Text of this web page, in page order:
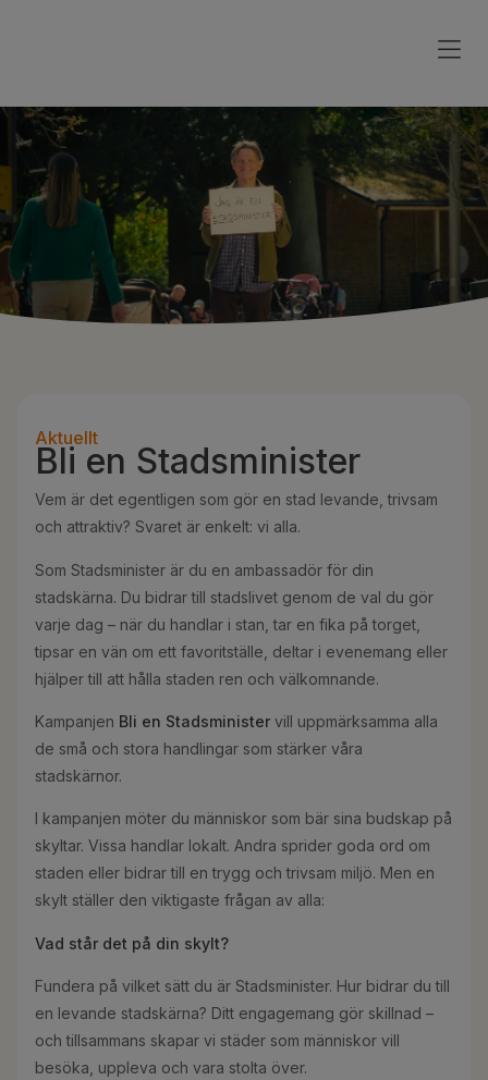
Aktuellt
Bli en Stadsminister
Vem är det egentligen som gör en stad levande, trivsam
och attraktiv? Svaret är enkelt: vi alla.
Som Stadsminister är du en ambassadör för din
stadskärna. Du bidrar till stadslivet genom de val du gör
varje dag – när du handlar i stan, tar en fika på torget,
tipsar en vän om ett favoritställe, deltar i evenemang eller
hjälper till att hålla staden ren och välkomnande.
Kampanjen Bli en Stadsminister vill uppmärksamma alla
de små och stora handlingar som stärker våra
stadskärnor.
I kampanjen möter du människor som bär sina budskap på
skyltar. Vissa handlar lokalt. Andra sprider goda ord om
staden eller bidrar till en trygg och trivsam miljö. Men en
skylt ställer den viktigaste frågan av alla:
Vad står det på din skylt?
Fundera på vilket sätt du är Stadsminister. Hur bidrar du till
en levande stadskärna? Ditt engagemang gör skillnad –
och tillsammans skapar vi städer som människor vill
besöka, uppleva och vara stolta över.